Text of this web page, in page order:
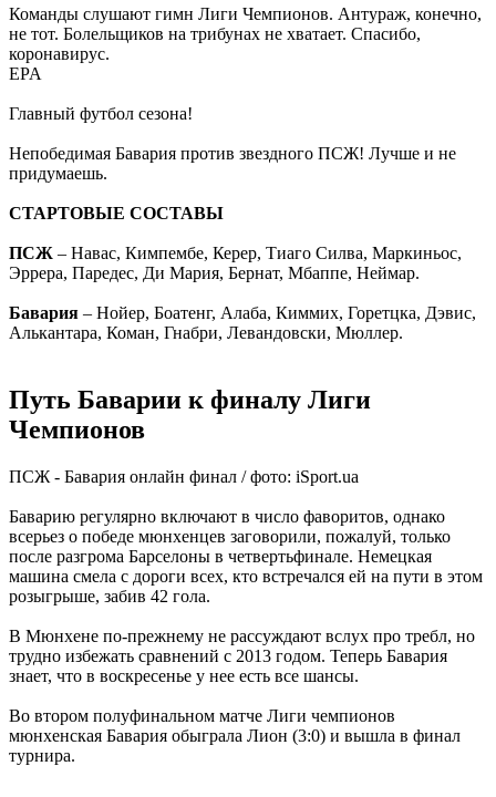
Команды слушают гимн Лиги Чемпионов. Антураж, конечно,
не тот. Болельщиков на трибунах не хватает. Спасибо,
коронавирус.
EPA
Главный футбол сезона!
Непобедимая Бавария против звездного ПСЖ! Лучше и не
придумаешь.
СТАРТОВЫЕ СОСТАВЫ
ПСЖ – Навас, Кимпембе, Керер, Тиаго Силва, Маркиньос,
Эррера, Паредес, Ди Мария, Бернат, Мбаппе, Неймар.
Бавария – Нойер, Боатенг, Алаба, Киммих, Горетцка, Дэвис,
Алькантара, Коман, Гнабри, Левандовски, Мюллер.
Путь Баварии к финалу Лиги
Чемпионов
ПСЖ - Бавария онлайн финал / фото: iSport.ua
Баварию регулярно включают в число фаворитов, однако
всерьез о победе мюнхенцев заговорили, пожалуй, только
после разгрома Барселоны в четвертьфинале. Немецкая
машина смела с дороги всех, кто встречался ей на пути в этом
розыгрыше, забив 42 гола.
В Мюнхене по-прежнему не рассуждают вслух про требл, но
трудно избежать сравнений с 2013 годом. Теперь Бавария
знает, что в воскресенье у нее есть все шансы.
Во втором полуфинальном матче Лиги чемпионов
мюнхенская Бавария обыграла Лион (3:0) и вышла в финал
турнира.